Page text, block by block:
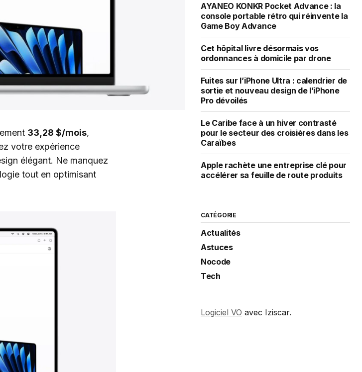
33,28 $/mois,
votre expérience
élégant. Ne manquez
tout en optimisant
AYANEO KONKR Pocket Advance : la
console portable rétro qui réinvente la
Game Boy Advance
Cet hôpital livre désormais vos
ordonnances à domicile par drone
Fuites sur l’iPhone Ultra : calendrier de
sortie et nouveau design de l’iPhone
Pro dévoilés
Le Caribe face à un hiver contrasté
pour le secteur des croisières dans les
Caraïbes
Apple rachète une entreprise clé pour
accélérer sa feuille de route produits
CATÉGORIE
Actualités
Astuces
Nocode
Tech
Logiciel VO avec Iziscar.